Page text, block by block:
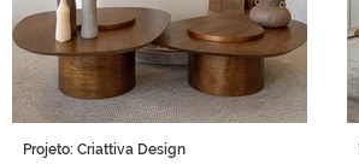
Projeto: Criattiva Design